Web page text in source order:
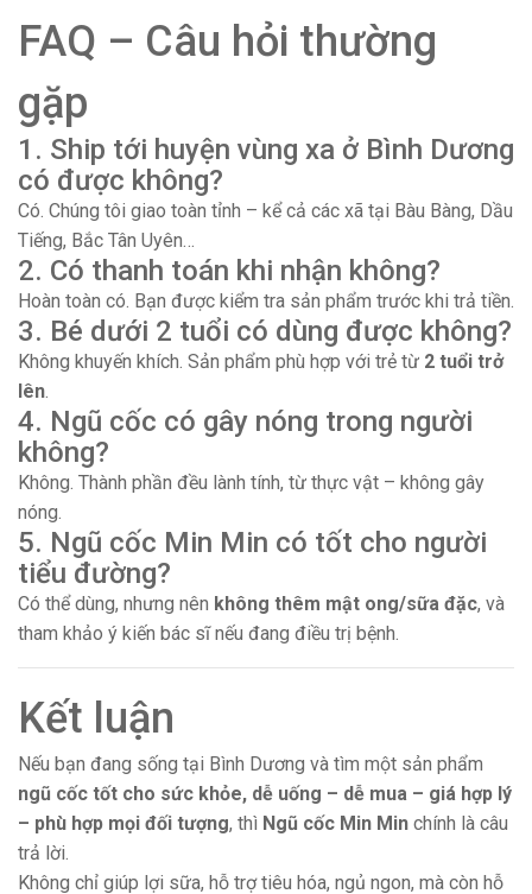
FAQ – Câu hỏi thường
gặp
1. Ship tới huyện vùng xa ở Bình Dương
có được không?
Có. Chúng tôi giao toàn tỉnh – kể cả các xã tại Bàu Bàng, Dầu
Tiếng, Bắc Tân Uyên…
2. Có thanh toán khi nhận không?
Hoàn toàn có. Bạn được kiểm tra sản phẩm trước khi trả tiền.
3. Bé dưới 2 tuổi có dùng được không?
Không khuyến khích. Sản phẩm phù hợp với trẻ từ 2 tuổi trở
lên.
4. Ngũ cốc có gây nóng trong người
không?
Không. Thành phần đều lành tính, từ thực vật – không gây
nóng.
5. Ngũ cốc Min Min có tốt cho người
tiểu đường?
Có thể dùng, nhưng nên không thêm mật ong/sữa đặc, và
tham khảo ý kiến bác sĩ nếu đang điều trị bệnh.
Kết luận
Nếu bạn đang sống tại Bình Dương và tìm một sản phẩm
ngũ cốc tốt cho sức khỏe, dễ uống – dễ mua – giá hợp lý
– phù hợp mọi đối tượng, thì Ngũ cốc Min Min chính là câu
trả lời.
Không chỉ giúp lợi sữa, hỗ trợ tiêu hóa, ngủ ngon, mà còn hỗ